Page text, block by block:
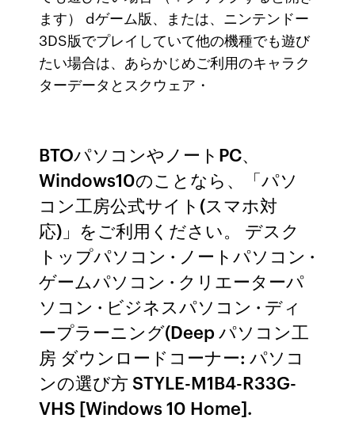
ます） dゲーム版、または、ニンテンドー
3DS版でプレイしていて他の機種でも遊び
たい場合は、あらかじめご利用のキャラク
ターデータとスクウェア・
BTOパソコンやノートPC、
Windows10のことなら、「パソ
コン工房公式サイト(スマホ対
応)」をご利用ください。 デスク
トップパソコン · ノートパソコン ·
ゲームパソコン · クリエーターパ
ソコン · ビジネスパソコン · ディ
ープラーニング(Deep パソコン工
房 ダウンロードコーナー: パソコ
ンの選び方 STYLE-M1B4-R33G-
VHS [Windows 10 Home].